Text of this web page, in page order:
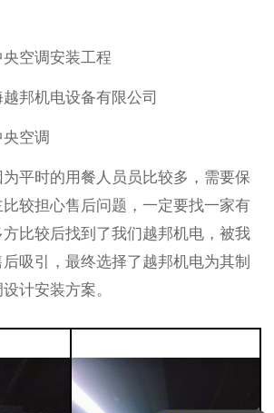
空调安装工程
邦机电设备有限公司
空调
为平时的用餐人员员比较多，需要保
较担心售后问题，一定要找一家有
比较后找到了我们越邦机电，被我
吸引，最终选择了越邦机电为其制
计安装方案。